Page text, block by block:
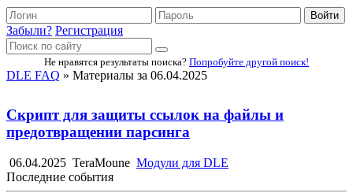
Войти
Забыли? Регистрация
Не нравятся результаты поиска? Попробуйте другой поиск!
DLE FAQ » Материалы за 06.04.2025
Скрипт для защиты ссылок на файлы и
предотвращении парсинга
06.04.2025 TeraMoune Модули для DLE
Последние события